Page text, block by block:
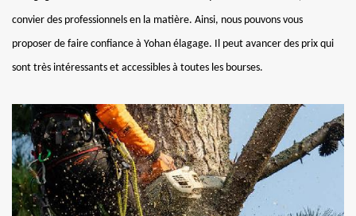
convier des professionnels en la matière. Ainsi, nous pouvons vous
proposer de faire confiance à Yohan élagage. Il peut avancer des prix qui
sont très intéressants et accessibles à toutes les bourses.